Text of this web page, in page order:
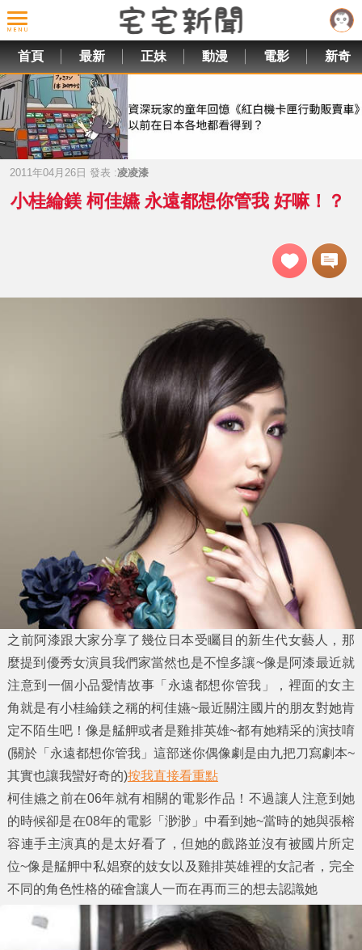
首頁 最新 正妹 動漫 電影 新奇
2011年04月26日 發表 :凌凌漆
小桂綸鎂 柯佳嬿 永遠都想你管我 好嘛！？
之前阿漆跟大家分享了幾位日本受矚目的新生代女藝人，那
麼提到優秀女演員我們家當然也是不惶多讓~像是阿漆最近就
注意到一個小品愛情故事「 永遠都想你管我 」，裡面的女主
角就是有小桂綸鎂之稱的柯佳嬿~最近關注國片的朋友對她肯
定不陌生吧！像是艋舺或者是雞排英雄~都有她精采的演技唷
(關於「 永遠都想你管我 」這部迷你偶像劇是由九把刀寫劇本~
其實也讓我蠻好奇的)按我直接看重點
柯佳嬿之前在06年就有相關的電影作品！不過讓人注意到她
的時候卻是在08年的電影「渺渺」中看到她~當時的她與張榕
容連手主演真的是太好看了，但她的戲路並沒有被國片所定
位~像是艋舺中私娼寮的妓女以及雞排英雄裡的女記者，完全
不同的角色性格的確會讓人一而在再而三的想去認識她